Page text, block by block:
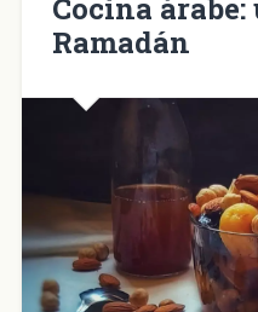
Cocina
Ramadán